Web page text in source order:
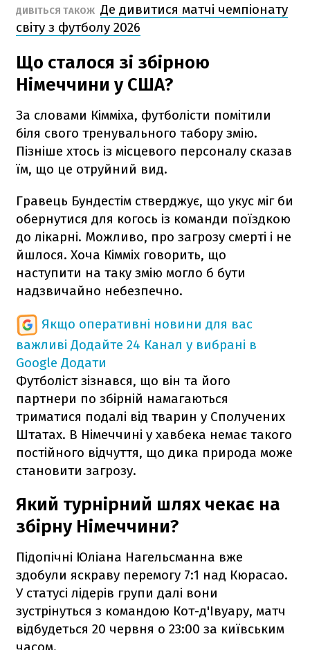
ДИВІТЬСЯ ТАКОЖ Де дивитися матчі чемпіонату
світу з футболу 2026
Що сталося зі збірною
Німеччини у США?
За словами Кімміха, футболісти помітили
біля свого тренувального табору змію.
Пізніше хтось із місцевого персоналу сказав
їм, що це отруйний вид.
Гравець Бундестім стверджує, що укус міг би
обернутися для когось із команди поїздкою
до лікарні. Можливо, про загрозу смерті і не
йшлося. Хоча Кімміх говорить, що
наступити на таку змію могло б бути
надзвичайно небезпечно.
Якщо оперативні новини для вас
важливі Додайте 24 Канал у вибрані в
Google Додати
Футболіст зізнався, що він та його
партнери по збірній намагаються
триматися подалі від тварин у Сполучених
Штатах. В Німеччині у хавбека немає такого
постійного відчуття, що дика природа може
становити загрозу.
Який турнірний шлях чекає на
збірну Німеччини?
Підопічні Юліана Нагельсманна вже
здобули яскраву перемогу 7:1 над Кюрасао.
У статусі лідерів групи далі вони
зустрінуться з командою Кот-д'Івуару, матч
відбудеться 20 червня о 23:00 за київським
часом.